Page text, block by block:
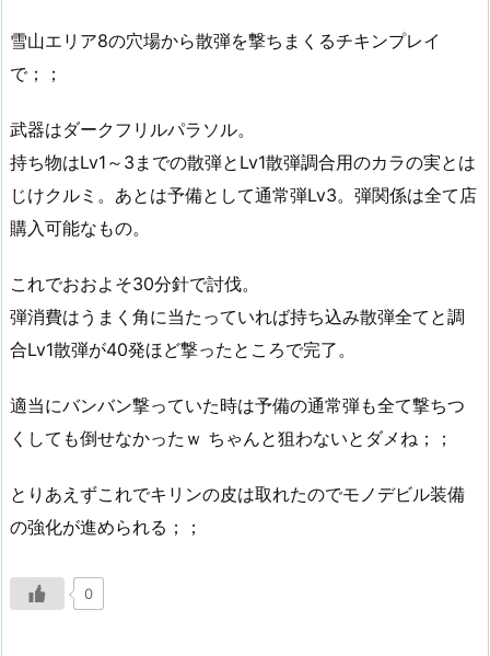
雪山エリア8の穴場から散弾を撃ちまくるチキンプレイ
で；；
武器はダークフリルパラソル。
持ち物はLv1～3までの散弾とLv1散弾調合用のカラの実とは
じけクルミ。あとは予備として通常弾Lv3。弾関係は全て店
購入可能なもの。
これでおおよそ30分針で討伐。
弾消費はうまく角に当たっていれば持ち込み散弾全てと調
合Lv1散弾が40発ほど撃ったところで完了。
適当にバンバン撃っていた時は予備の通常弾も全て撃ちつ
くしても倒せなかったｗ ちゃんと狙わないとダメね；；
とりあえずこれでキリンの皮は取れたのでモノデビル装備
の強化が進められる；；
0